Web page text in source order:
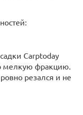
Carptoday
мелкую фракцию.
резался и не